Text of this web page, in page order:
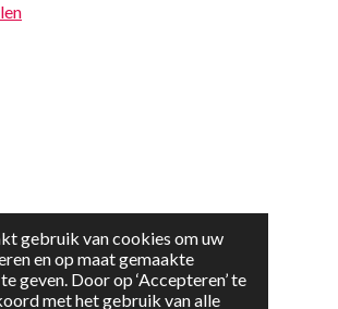
gebruik van cookies om uw
en op maat gemaakte
geven. Door op ‘Accepteren’ te
met het gebruik van alle